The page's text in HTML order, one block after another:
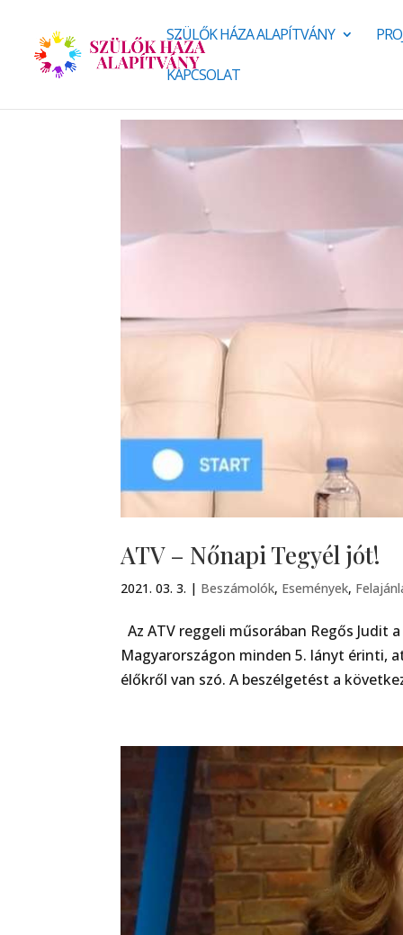
SZÜLŐK HÁZA ALAPÍTVÁNY
KAPCSOLAT
ATV – Nőnapi Tegyél jót!
2021. 03. 3. | Beszámolók, Események,
Az ATV reggeli műsorában Regős Judit
Magyarországon minden 5. lányt érinti,
élőkről van szó. A beszélgetést a